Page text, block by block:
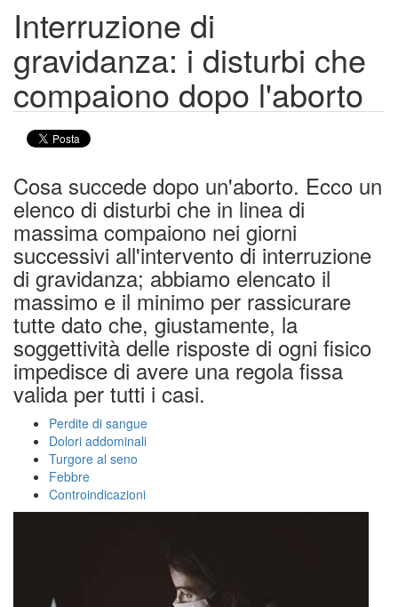
Interruzione di
gravidanza: i disturbi che
compaiono dopo l'aborto
Cosa succede dopo un'aborto. Ecco un
elenco di disturbi che in linea di
massima compaiono nei giorni
successivi all'intervento di interruzione
di gravidanza; abbiamo elencato il
massimo e il minimo per rassicurare
tutte dato che, giustamente, la
soggettività delle risposte di ogni fisico
impedisce di avere una regola fissa
valida per tutti i casi.
Perdite di sangue
Dolori addominali
Turgore al seno
Febbre
Controindicazioni